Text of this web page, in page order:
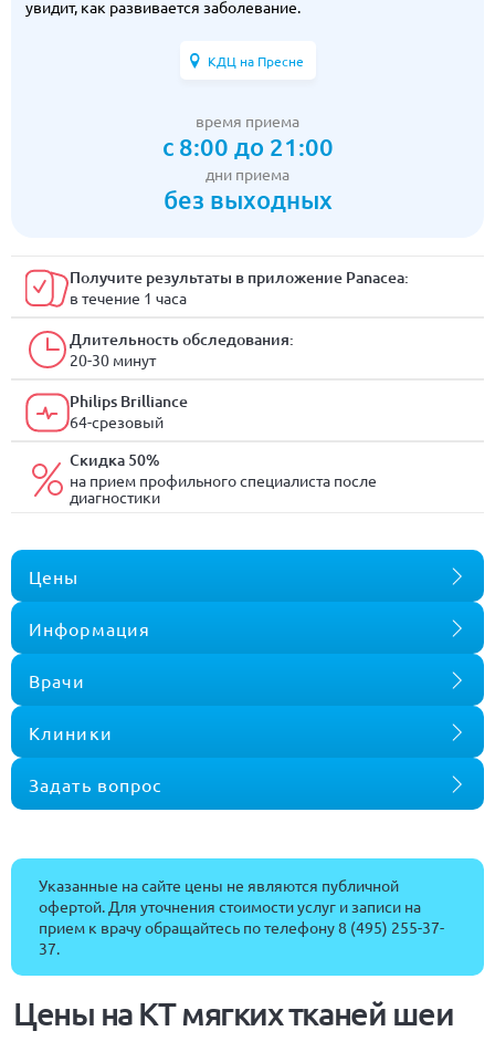
КДЦ на Пресне
увидит, как развивается заболевание.
время приема
с 8:00 до 21:00
дни приема
без выходных
Получите результаты в приложение Panacea:
в течение 1 часа
Длительность обследования:
20-30 минут
Philips Brilliance
64-срезовый
Скидка 50%
на прием профильного специалиста после
диагностики
Цены
Информация
Врачи
Клиники
Задать вопрос
Указанные на сайте цены не являются публичной
офертой. Для уточнения стоимости услуг и записи на
прием к врачу обращайтесь по телефону8 (495) 255-37-
37.
Цены на КТ мягких тканей шеи